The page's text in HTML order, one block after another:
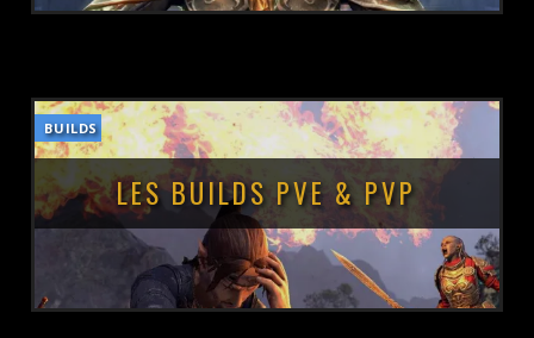
POSTÉ LE :8 OCTOBRE 2021
BUILDS
LES BUILDS PVE & PVP